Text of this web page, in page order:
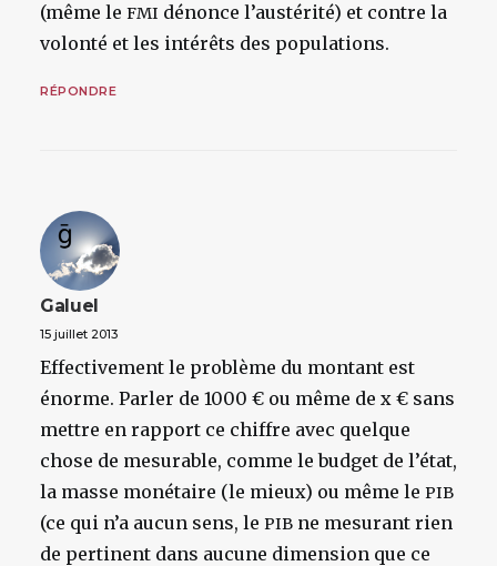
(même le FMI dénonce l’austérité) et contre la
volonté et les intérêts des populations.
RÉPONDRE
Galuel
15 juillet 2013
Effectivement le problème du montant est
énorme. Parler de 1000 € ou même de x € sans
mettre en rapport ce chiffre avec quelque
chose de mesurable, comme le budget de l’état,
la masse monétaire (le mieux) ou même le PIB
(ce qui n’a aucun sens, le PIB ne mesurant rien
de pertinent dans aucune dimension que ce